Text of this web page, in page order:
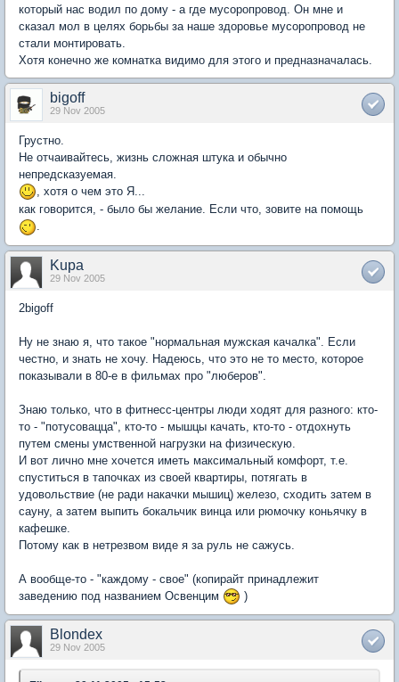
который нас водил по дому - а где мусоропровод. Он мне и
сказал мол в целях борьбы за наше здоровье мусоропровод не
стали монтировать.
Хотя конечно же комнатка видимо для этого и предназначалась.
bigoff
29 Nov 2005
Грустно.
Не отчаивайтесь, жизнь сложная штука и обычно
непредсказуемая.
, хотя о чем это Я...
как говорится, - было бы желание. Если что, зовите на помощь
.
Kupa
29 Nov 2005
2bigoff
Ну не знаю я, что такое "нормальная мужская качалка". Если
честно, и знать не хочу. Надеюсь, что это не то место, которое
показывали в 80-е в фильмах про "люберов".
Знаю только, что в фитнесс-центры люди ходят для разного: кто-
то - "потусовацца", кто-то - мышцы качать, кто-то - отдохнуть
путем смены умственной нагрузки на физическую.
И вот лично мне хочется иметь максимальный комфорт, т.е.
спуститься в тапочках из своей квартиры, потягать в
удовольствие (не ради накачки мышиц) железо, сходить затем в
сауну, а затем выпить бокальчик винца или рюмочку коньячку в
кафешке.
Потому как в нетрезвом виде я за руль не сажусь.
А вообще-то - "каждому - свое" (копирайт принадлежит
заведению под названием Освенцим
)
Blondex
29 Nov 2005